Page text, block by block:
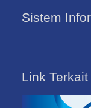
Sistem
Link Terkait